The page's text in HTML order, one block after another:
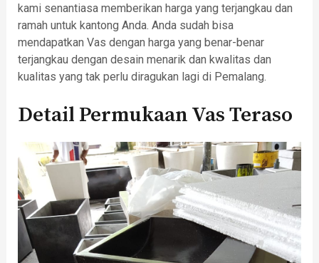
kami senantiasa memberikan harga yang terjangkau dan
ramah untuk kantong Anda. Anda sudah bisa
mendapatkan Vas dengan harga yang benar-benar
terjangkau dengan desain menarik dan kwalitas dan
kualitas yang tak perlu diragukan lagi di Pemalang.
Detail Permukaan Vas Teraso